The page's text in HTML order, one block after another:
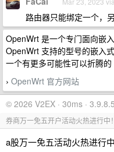
路由器只能绑定一个，
OpenWrt 是一个专门面向嵌
OpenWrt 支持的型号的嵌入
一个有更多可能性可以折腾的
› OpenWrt 官方网站
© 2026 V2EX · 30ms · 3.9.8.5
券商万一免五开户活动火热进行中！
a股万一免五活动火热进行